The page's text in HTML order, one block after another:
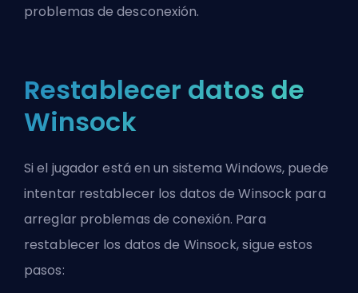
problemas de desconexión.
Restablecer datos de
Winsock
Si el jugador está en un sistema Windows, puede
intentar restablecer los datos de Winsock para
arreglar problemas de conexión. Para
restablecer los datos de Winsock, sigue estos
pasos: